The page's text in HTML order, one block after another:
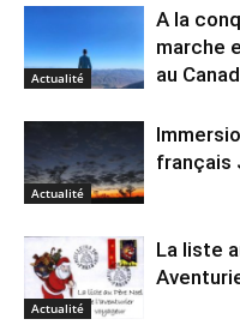
Actualité
A la
marche
au
Actualité
français
Actualité
La liste